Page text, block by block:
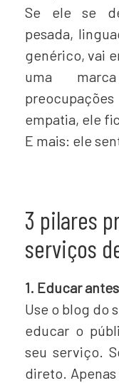
Se ele se
pesada,
genérico, vai
uma
empatia, ele
E mais: ele
3 pilares
serviços
1. Educar
Use o blog do
educar o
seu serviço.
direto.